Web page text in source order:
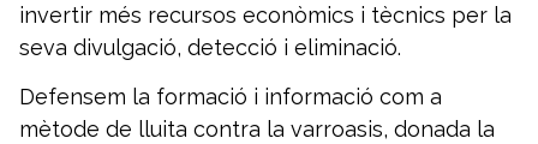
invertir més recursos econòmics i tècnics per la
seva divulgació, detecció i eliminació.
Defensem la formació i informació com a
mètode de lluita contra la varroasis, donada la